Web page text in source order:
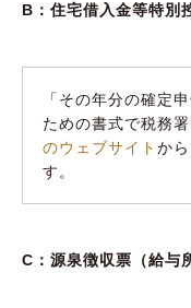
B：住宅借入金等特別
「その年分の確定
ための書式で税務
のウェブサイトか
す。
C：源泉徴収票（給与